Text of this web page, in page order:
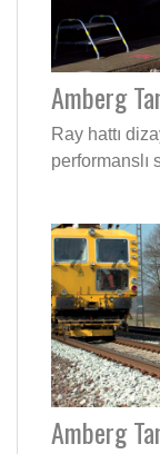
Amberg
Ray hattı
performanslı
Amberg